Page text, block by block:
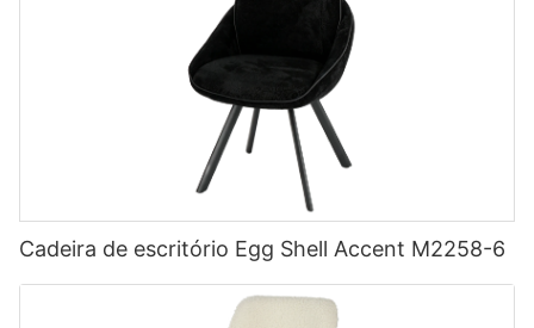
Cadeira de escritório Egg Shell Accent M2258-6